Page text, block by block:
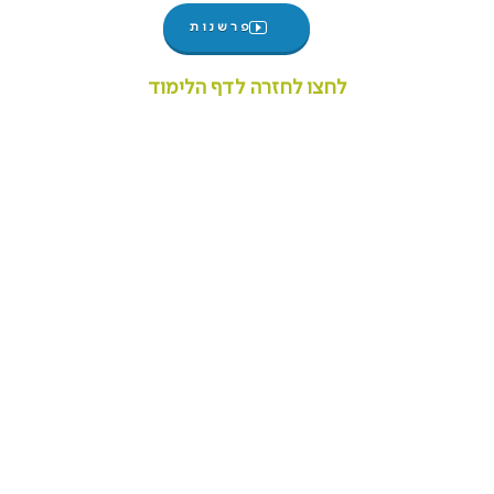
פרשנות
לחצו לחזרה לדף הלימוד